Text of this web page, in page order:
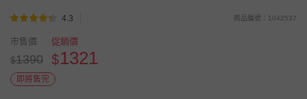
4.3 商品編號：1042537
市售價
$1390
促銷價
$1321
即將售完